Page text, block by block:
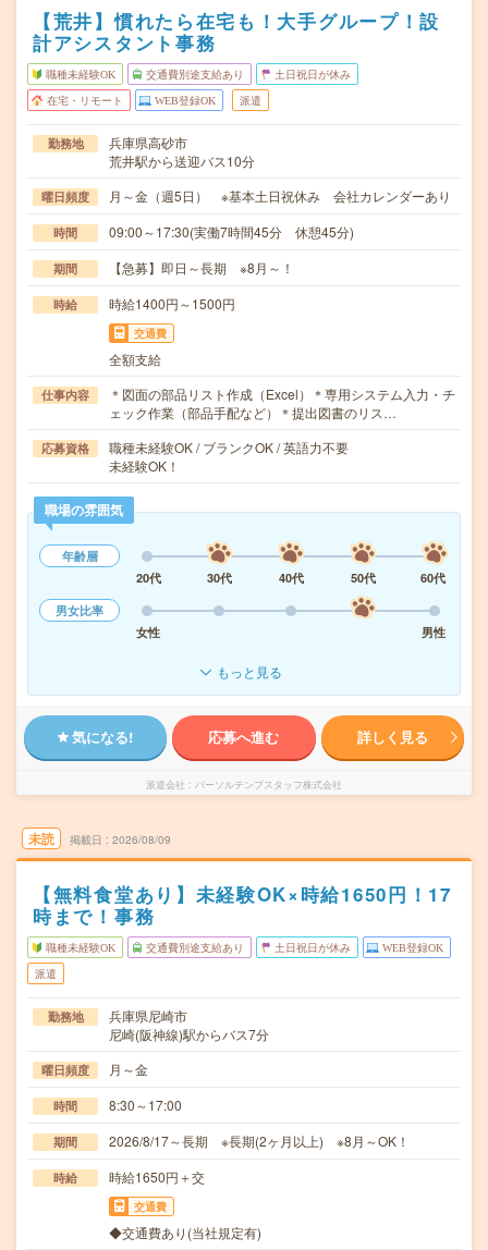
【荒井】慣れたら在宅も！大手グループ！設
計アシスタント事務
職種未経験OK 交通費別途支給あり 土日祝日が休み
在宅・リモート WEB登録OK 派遣
勤務地
兵庫県高砂市
荒井駅から送迎バス10分
曜日頻度 月～金（週5日） ※基本土日祝休み 会社カレンダーあり
時間 09:00～17:30(実働7時間45分 休憩45分)
期間 【急募】即日～長期 ※8月～！
時給 時給1400円～1500円
交通費
全額支給
仕事内容
＊図面の部品リスト作成（Excel）＊専用システム入力・チ
ェック作業（部品手配など）＊提出図書のリス…
応募資格
職種未経験OK / ブランクOK / 英語力不要
未経験OK！
職場の雰囲気
年齢層
20代
30代 40代 50代
60代
男女比率
女性
男性
もっと見る
気になる! 応募へ進む 詳しく見る
派遣会社 パーソルテンプスタッフ株式会社
未読 掲載日 2026/08/09
【無料食堂あり】未経験OK×時給1650円！17
時まで！事務
職種未経験OK 交通費別途支給あり 土日祝日が休み WEB登録OK
派遣
勤務地
兵庫県尼崎市
尼崎(阪神線)駅からバス7分
曜日頻度 月～金
時間 8:30～17:00
期間 2026/8/17～長期 ※長期(2ヶ月以上) ※8月～OK！
時給 時給1650円＋交
交通費
◆交通費あり(当社規定有)